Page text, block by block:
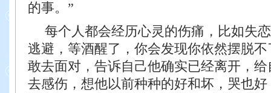
的事。”
每个人都会经历心灵的伤痛，比如失
逃避，等酒醒了，你会发现你依然摆脱
敢去面对，告诉自己他确实已经离开，
去感伤，想他以前种种的好和坏，哭也